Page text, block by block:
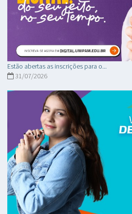
Estão abertas as inscrições para o...
31/07/2026